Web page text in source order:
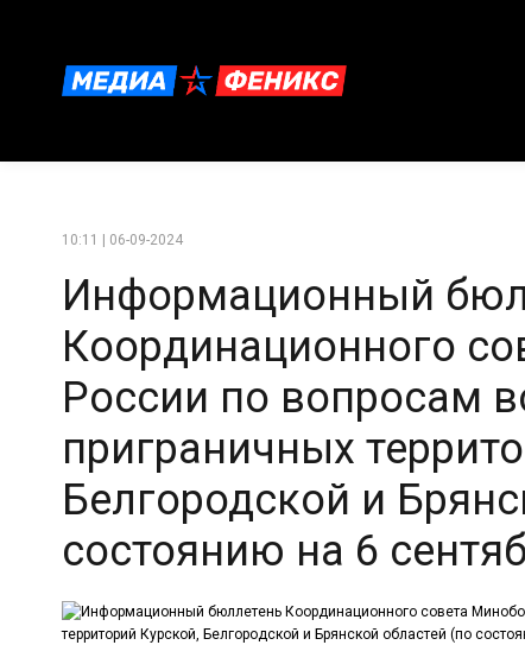
10:11 | 06-09-2024
Информационный
Координационного
России по вопросам
приграничных
Белгородской и
состоянию на 6